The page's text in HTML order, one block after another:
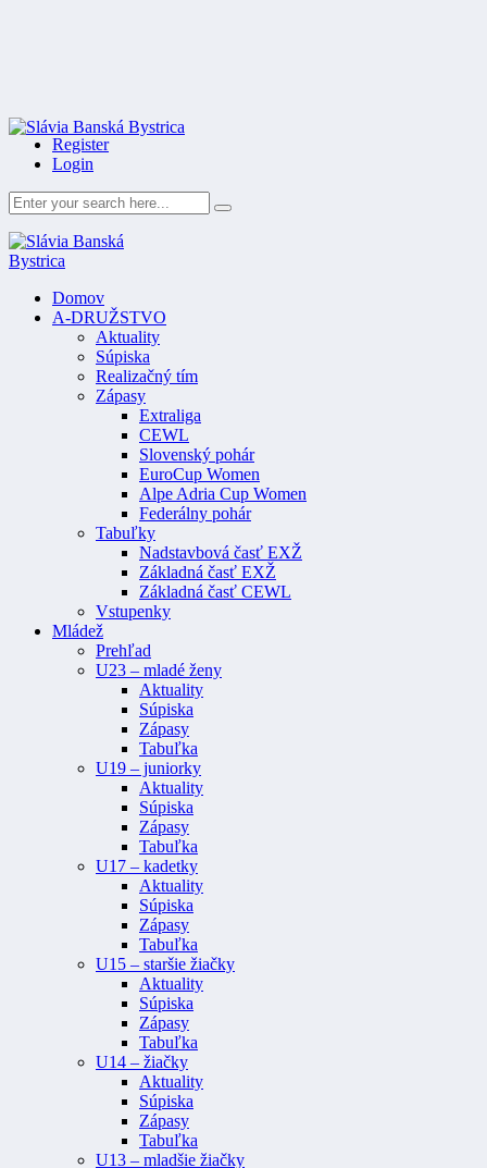
Register
Login
Domov
A-DRUŽSTVO
Aktuality
Súpiska
Realizačný tím
Zápasy
Extraliga
CEWL
Slovenský pohár
EuroCup Women
Alpe Adria Cup Women
Federálny pohár
Tabuľky
Nadstavbová časť EXŽ
Základná časť EXŽ
Základná časť CEWL
Vstupenky
Mládež
Prehľad
U23 – mladé ženy
Aktuality
Súpiska
Zápasy
Tabuľka
U19 – juniorky
Aktuality
Súpiska
Zápasy
Tabuľka
U17 – kadetky
Aktuality
Súpiska
Zápasy
Tabuľka
U15 – staršie žiačky
Aktuality
Súpiska
Zápasy
Tabuľka
U14 – žiačky
Aktuality
Súpiska
Zápasy
Tabuľka
U13 – mladšie žiačky